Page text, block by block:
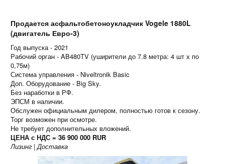
Продается асфальтобетоноукладчик Vogele 1880L
(двигатель Евро-3)
Год выпуска - 2021
Рабочий орган - AB480TV (уширители до 7.8 метра: 4 шт х по
0,75м)
Система управления - Niveltronik Basic
Доп. Оборудование - Big Sky.
Без наработки в РФ.
ЭПСМ в наличии.
Обслужен официальным дилером, полностью готов к сезону.
Торг возможен при осмотре.
Не требует дополнительных вложений.
ЦЕНА с НДС = 36 900 000 RUR
Лизинг | Доставка